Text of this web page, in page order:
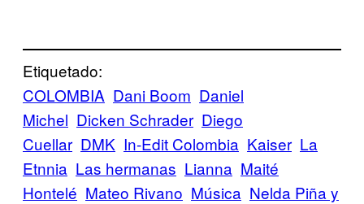
Etiquetado:
COLOMBIA Dani Boom Daniel
Michel Dicken Schrader Diego
Cuellar DMK In-Edit Colombia Kaiser La
Etnnia Las hermanas Lianna Maité
Hontelé Mateo Rivano Música Nelda Piña y